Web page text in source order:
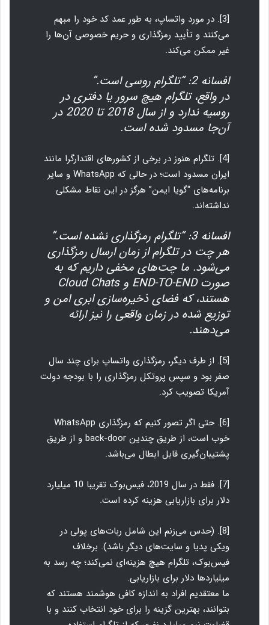
[3]. در مورد واتساپ، به طور عمد کد خود را مبهم
می‌کنند و تأیید رمزگذاری و حریم خصوصی آن‌ها را
غیر ممکن می‌کند.
افسانه 2: “تلگرام روسی است.”
در واقع، تلگرام هیچ سرور یا دفتری در
روسیه ندارد و از سال 2018 تا 2020 در
آن‌جا مسدود شده است.
[4]. تلگرام هنوز در برخی از کشورهای اقتدارگرا مانند
ایران مسدود است؛ در حالی که WhatsApp و سایر
برنامه‌های “گویا ایمن” هرگز در این نقاط مشکلی
نداشته‌اند.
افسانه 3: “تلگرام رمزگذاری نشده است.”
هر چت در تلگرام از زمان ارسال رمزگذاری
می‌شود. ما چت‌های مخفی داریم که به
صورت END-TO-END و Cloud Chats
هستند، که فضای ذخیره‌سازی ابری امن و
توزیع شده در زمان واقعی را نیز ارائه
می‌دهند.
[5]. از طرف دیگر، رمزگذاری واتساپ برای چند سال
صفر بود و سپس پروتکل رمزگذاری را با بودجه دولت
آمریکا تصویب کرد.
[6]. حتی اگر تصور کنیم که رمزگذاری WhatsApp
خوب است، از طریق چندین back-door و از طریق
پشتیبان‌گیری قابل ابطال می‌باشد.
[7]. فقط در سال 2019، فیس‌بوک تقریبا 10 میلیارد
دلار برای بازاریابی هزینه کرده است.
[8]. (حدس می‌زنم این شامل ربات‌های پولی در
ویکی پدیا و سایت‌های دیگر باشد). برخلاف
فیس‌بوک، تلگرام هیچ هزینه‌ای نمی‌کند؛ چه رسد به
میلیاردها دلار برای بازاریابی.
ما معتقدیم افراد به اندازه کافی هوشمند هستند که
بتوانند، بهترین گزینه را برای خود انتخاب کنند و با